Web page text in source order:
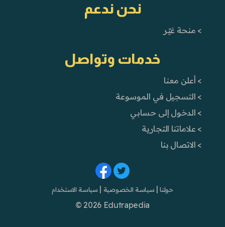
نحن ندعم
> منحة غيّر
خدمات وتواصل
> أعلن معنا
> التسجيل في الموسوعة
> الدخول إلى حسابي
> علاماتنا التجارية
> الاتصال بنا
حولنا | سياسة الخصوصية | سياسة الاستخدام
© 2026 Edutrapedia